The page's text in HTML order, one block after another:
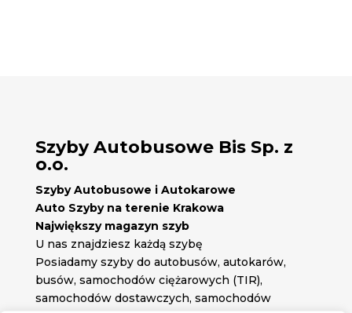
Szyby Autobusowe Bis Sp. z
o.o.
Szyby Autobusowe i Autokarowe
Auto Szyby na terenie Krakowa
Największy magazyn szyb
U nas znajdziesz każdą szybę
Posiadamy szyby do autobusów, autokarów,
busów, samochodów ciężarowych (TIR),
samochodów dostawczych, samochodów